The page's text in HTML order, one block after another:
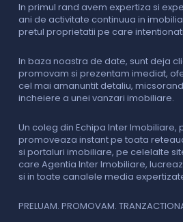
In primul rand avem expertiza si
ani de activitate continuua in
pretul proprietatii pe care
In baza noastra de date, sunt deja
promovam si prezentam imediat,
cel mai amanuntit detaliu,
incheiere a unei vanzari imobiliare.
Un coleg din Echipa Inter
promoveaza instant pe toata
si portaluri imobiliare, pe celelalte
care Agentia Inter Imobiliare,
si in toate canalele media
PRELUAM. PROMOVAM.